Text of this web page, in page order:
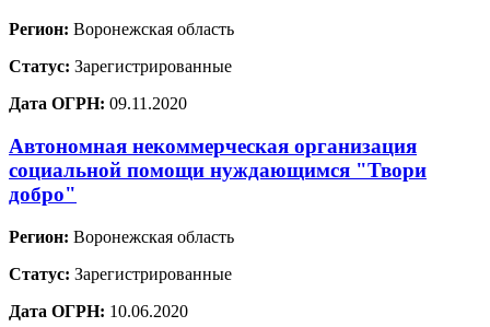
Регион: Воронежская область
Статус: Зарегистрированные
Дата ОГРН: 09.11.2020
Автономная некоммерческая организация
социальной помощи нуждающимся "Твори
добро"
Регион: Воронежская область
Статус: Зарегистрированные
Дата ОГРН: 10.06.2020